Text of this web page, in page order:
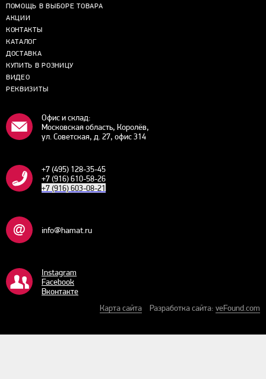
ПОМОЩЬ В ВЫБОРЕ ТОВАРА
АКЦИИ
КОНТАКТЫ
КАТАЛОГ
ДОСТАВКА
КУПИТЬ В РОЗНИЦУ
ВИДЕО
РЕКВИЗИТЫ
Офис и склад:
Московская область, Королёв,
ул. Советская, д. 27, офис 314
+7 (495) 128-35-45
+7 (916) 610-58-26
+7 (916) 603-08-21
info@hamat.ru
Instagram
Facebook
Bконтакте
Карта сайта
Разработка сайта: veFound.com